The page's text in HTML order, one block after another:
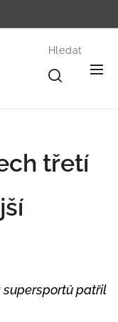
Hledat
třetí
patřil